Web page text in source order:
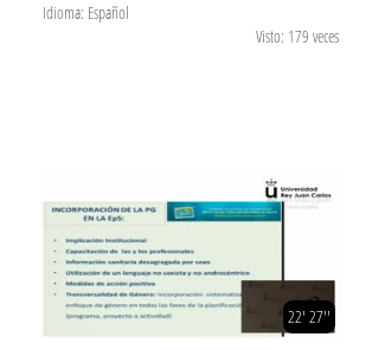
Idioma: Español
Visto: 179 veces
22' 27''